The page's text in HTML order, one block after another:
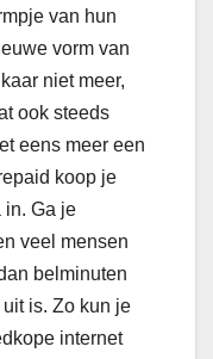
van hun
vorm van
niet meer,
ook steeds
eens meer een
koop je
in. Ga je
veel mensen
belminuten
is. Zo kun je
internet